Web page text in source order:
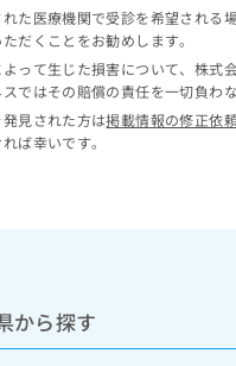
た医療機関で受診を希望される
だくことをお勧めします。
って生じた損害について、株式
ではその賠償の責任を一切負わ
見された方は掲載情報の修正依
ば幸いです。
から探す